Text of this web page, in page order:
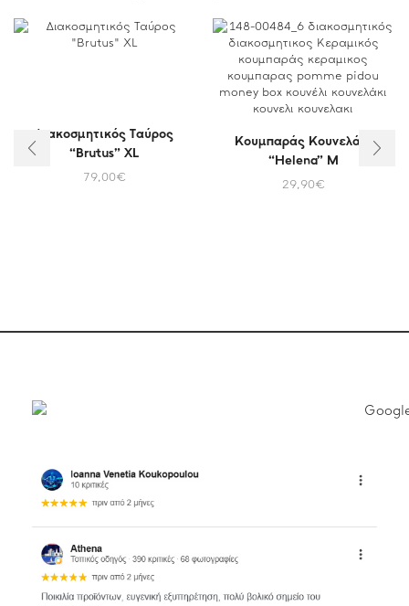
Διακοσμητικός Ταύρος
“Brutus” XL
79,00€
Κουμπαράς Κουνελάκι
“Helena” M
29,90€